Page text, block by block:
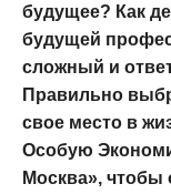
будущее? Как
будущей
сложный и
Правильно
свое место в
Особую
Москва», чтобы